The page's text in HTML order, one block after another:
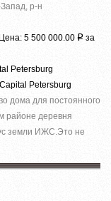
р-н
5 500 000.00 Р за
Petersburg
Petersburg
дома для постоянного
районе деревня
земли ИЖС.Это не